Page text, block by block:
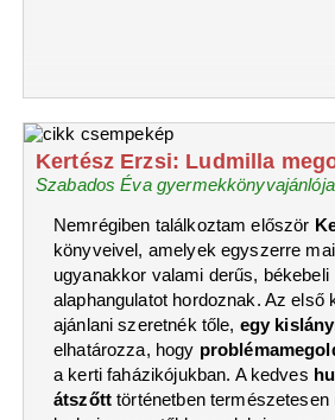
Kertész Erzsi: Ludmilla
Szabados Éva gyermekkönyvajánlója
Nemrégiben találkoztam először
könyveivel, amelyek egyszerre
ugyanakkor valami derűs, békebeli
alaphangulatot hordoznak. Az első
ajánlani szeretnék tőle, egy
elhatározza, hogy
a kerti faházikójukban. A kedves
átszőtttörténetben természetesen